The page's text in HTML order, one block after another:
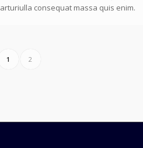
consequat massa quis enim.
1 2